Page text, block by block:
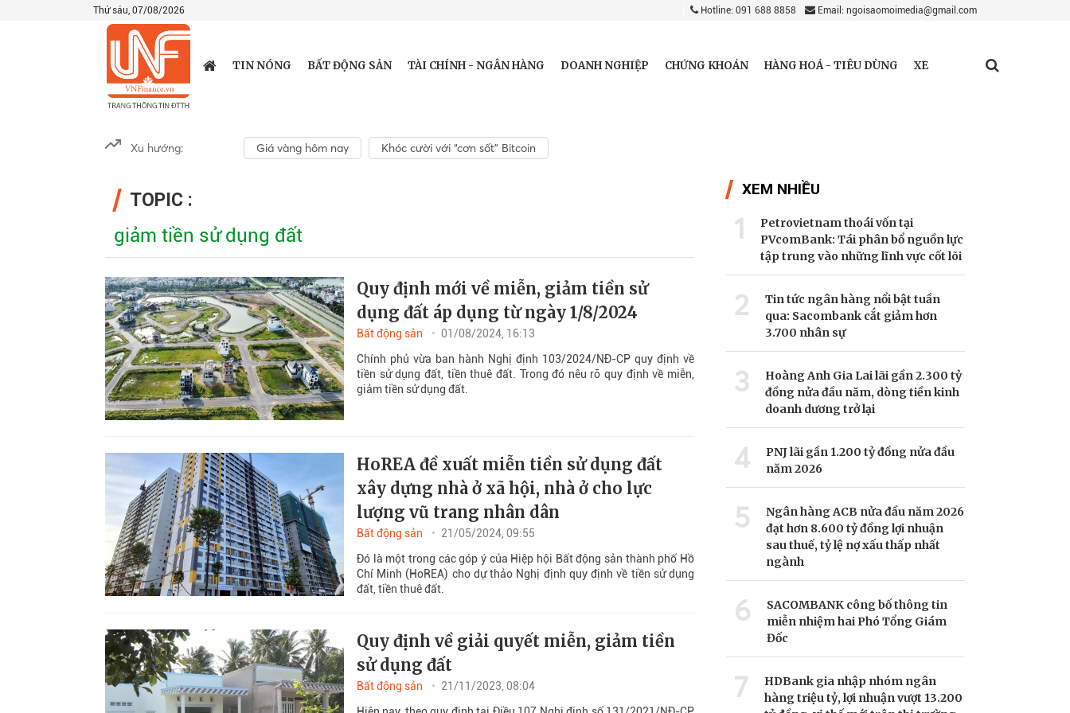
Thứ sáu, 07/08/2026 Hotline: 091 688 8858 Email: ngoisaomoimedia@gmail.com
TIN NÓNG BẤT ĐỘNG SẢN TÀI CHÍNH - NGÂN HÀNG DOANH NGHIỆP CHỨNG KHOÁN HÀNG HOÁ - TIÊU DÙNG XE
Xu hướng: Giá vàng hôm nay Khóc cười với “cơn sốt” Bitcoin
TOPIC :
giảm tiền sử dụng đất
Quy định mới về miễn, giảm tiền sử
dụng đất áp dụng từ ngày 1/8/2024
Bất động sản
01/08/2024, 16:13
Chính phủ vừa ban hành Nghị định 103/2024/NĐ-CP quy định về
tiền sử dụng đất, tiền thuê đất. Trong đó nêu rõ quy định về miễn,
giảm tiền sử dụng đất.
HoREA đề xuất miễn tiền sử dụng đất
xây dựng nhà ở xã hội, nhà ở cho lực
lượng vũ trang nhân dân
Bất động sản
21/05/2024, 09:55
Đó là một trong các góp ý của Hiệp hội Bất động sản thành phố Hồ
Chí Minh (HoREA) cho dự thảo Nghị định quy định về tiền sử dụng
đất, tiền thuê đất.
Quy định về giải quyết miễn, giảm tiền
sử dụng đất
Bất động sản
21/11/2023, 08:04
XEM NHIỀU
1
Petrovietnam thoái vốn tại
PVcomBank: Tái phân bổ nguồn lực
tập trung vào những lĩnh vực cốt lõi
2
Tin tức ngân hàng nổi bật tuần
qua: Sacombank cắt giảm hơn
3.700 nhân sự
3
Hoàng Anh Gia Lai lãi gần 2.300 tỷ
đồng nửa đầu năm, dòng tiền kinh
doanh dương trở lại
4
PNJ lãi gần 1.200 tỷ đồng nửa đầu
năm 2026
5
Ngân hàng ACB nửa đầu năm 2026
đạt hơn 8.600 tỷ đồng lợi nhuận
sau thuế, tỷ lệ nợ xấu thấp nhất
ngành
6
SACOMBANK công bố thông tin
miễn nhiệm hai Phó Tổng Giám
Đốc
7
HDBank gia nhập nhóm ngân
hàng triệu tỷ, lợi nhuận vượt 13.200